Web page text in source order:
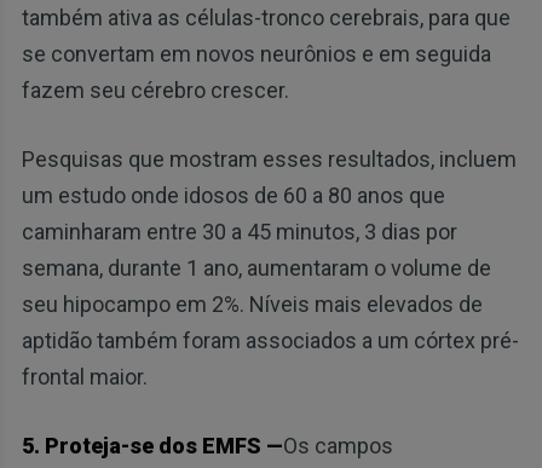
também ativa as células-tronco cerebrais, para que
se convertam em novos neurônios e em seguida
fazem seu cérebro crescer.
Pesquisas que mostram esses resultados, incluem
um estudo onde idosos de 60 a 80 anos que
caminharam entre 30 a 45 minutos, 3 dias por
semana, durante 1 ano, aumentaram o volume de
seu hipocampo em 2%. Níveis mais elevados de
aptidão também foram associados a um córtex pré-
frontal maior.
5. Proteja-se dos EMFS —Os campos